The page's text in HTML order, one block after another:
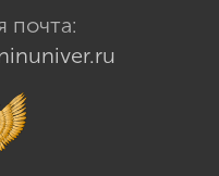
почта: